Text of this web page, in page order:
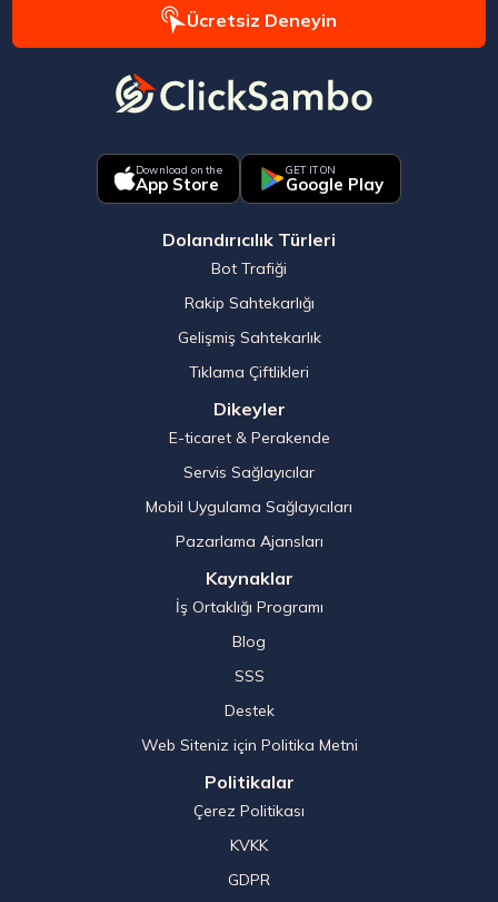
Ücretsiz Deneyin
Download on the
App Store
GET IT ON
Google Play
Dolandırıcılık Türleri
Bot Trafiği
Rakip Sahtekarlığı
Gelişmiş Sahtekarlık
Tıklama Çiftlikleri
Dikeyler
E-ticaret & Perakende
Servis Sağlayıcılar
Mobil Uygulama Sağlayıcıları
Pazarlama Ajansları
Kaynaklar
İş Ortaklığı Programı
Blog
SSS
Destek
Web Siteniz için Politika Metni
Politikalar
Çerez Politikası
KVKK
GDPR